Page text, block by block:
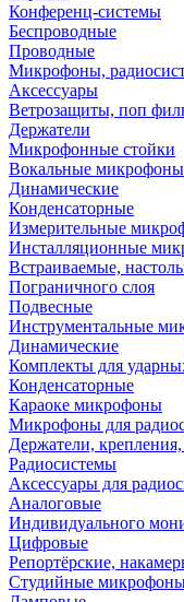
Конференц-системы
Беспроводные
Проводные
Микрофоны,
Аксессуары
Ветрозащиты, поп
Держатели
Микрофонные стойки
Вокальные микрофоны
Динамические
Конденсаторные
Измерительные
Инсталляционные
Встраиваемые,
Пограничного слоя
Подвесные
Инструментальные
Динамические
Комплекты для
Конденсаторные
Караоке микрофоны
Микрофоны для
Держатели,
Радиосистемы
Аксессуары для
Аналоговые
Индивидуального
Цифровые
Репортёрские,
Студийные